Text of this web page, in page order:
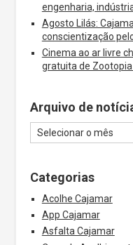
engenharia,
Agosto Lilás:
conscientização
Cinema ao ar livre
gratuita de
Arquivo de
Categorias
Acolhe Cajamar
App Cajamar
Asfalta Cajamar